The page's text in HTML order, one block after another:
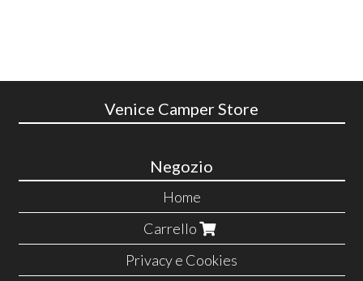
Venice Camper Store
Negozio
Home
Carrello
Privacy e Cookies